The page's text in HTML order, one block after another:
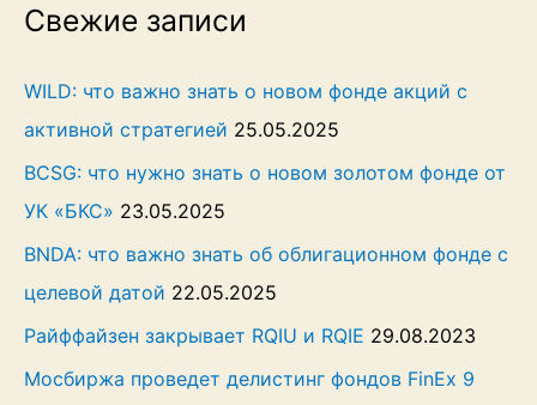
Свежие записи
WILD: что важно знать о новом фонде акций с
активной стратегией 25.05.2025
BCSG: что нужно знать о новом золотом фонде от
УК «БКС» 23.05.2025
BNDA: что важно знать об облигационном фонде с
целевой датой 22.05.2025
Райффайзен закрывает RQIU и RQIE 29.08.2023
Мосбиржа проведет делистинг фондов FinEx 9